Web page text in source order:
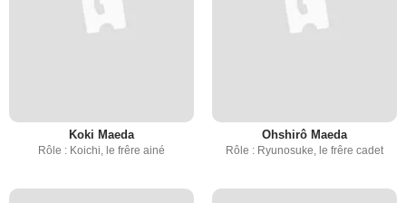
Koki Maeda
Rôle : Koichi, le frêre ainé
Ohshirô Maeda
Rôle : Ryunosuke, le frêre cadet